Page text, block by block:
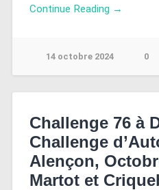
Continue Reading →
14 octobre 2024 0
Challenge 76 à
Challenge
Alençon,
Martot et